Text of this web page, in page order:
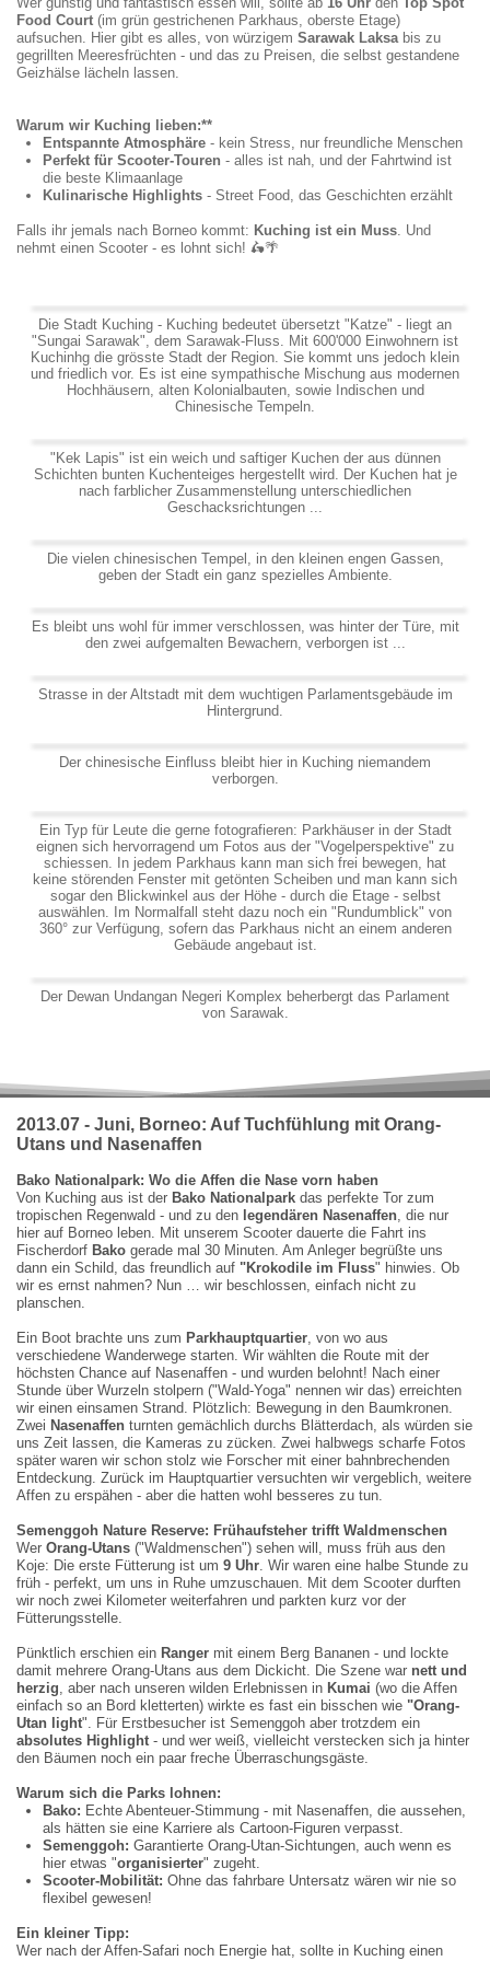
Food Court (im grün gestrichenen Parkhaus, oberste Etage)
aufsuchen. Hier gibt es alles, von würzigem Sarawak Laksabis zu
gegrillten Meeresfrüchten - und das zu Preisen, die selbst gestandene
Geizhälse lächeln lassen.
Warum wir Kuching lieben:**
Entspannte Atmosphäre - kein Stress, nur freundliche Menschen
Perfekt für Scooter-Touren - alles ist nah, und der Fahrtwind ist
die beste Klimaanlage
Kulinarische Highlights - Street Food, das Geschichten erzählt
Falls ihr jemals nach Borneo kommt: Kuching ist ein Muss. Und
nehmt einen Scooter - es lohnt sich! 🛵🌴
Die Stadt Kuching - Kuching bedeutet übersetzt "Katze" - liegt an
"Sungai Sarawak", dem Sarawak-Fluss. Mit 600'000 Einwohnern ist
Kuchinhg die grösste Stadt der Region. Sie kommt uns jedoch klein
und friedlich vor. Es ist eine sympathische Mischung aus modernen
Hochhäusern, alten Kolonialbauten, sowie Indischen und
Chinesische Tempeln.
"Kek Lapis" ist ein weich und saftiger Kuchen der aus dünnen
Schichten bunten Kuchenteiges hergestellt wird. Der Kuchen hat je
nach farblicher Zusammenstellung unterschiedlichen
Geschacksrichtungen ...
Die vielen chinesischen Tempel, in den kleinen engen Gassen,
geben der Stadt ein ganz spezielles Ambiente.
Es bleibt uns wohl für immer verschlossen, was hinter der Türe, mit
den zwei aufgemalten Bewachern, verborgen ist ...
Strasse in der Altstadt mit dem wuchtigen Parlamentsgebäude im
Hintergrund.
Der chinesische Einfluss bleibt hier in Kuching niemandem
verborgen.
Ein Typ für Leute die gerne fotografieren: Parkhäuser in der Stadt
eignen sich hervorragend um Fotos aus der "Vogelperspektive" zu
schiessen. In jedem Parkhaus kann man sich frei bewegen, hat
keine störenden Fenster mit getönten Scheiben und man kann sich
sogar den Blickwinkel aus der Höhe - durch die Etage - selbst
auswählen. Im Normalfall steht dazu noch ein "Rundumblick" von
360° zur Verfügung, sofern das Parkhaus nicht an einem anderen
Gebäude angebaut ist.
Der Dewan Undangan Negeri Komplex beherbergt das Parlament
von Sarawak.
2013.07 - Juni, Borneo: Auf Tuchfühlung mit Orang-
Utans und Nasenaffen
Bako Nationalpark: Wo die Affen die Nase vorn haben
Von Kuching aus ist der Bako Nationalpark das perfekte Tor zum
tropischen Regenwald - und zu den legendären Nasenaffen, die nur
hier auf Borneo leben. Mit unserem Scooter dauerte die Fahrt ins
Fischerdorf Bako gerade mal 30 Minuten. Am Anleger begrüßte uns
dann ein Schild, das freundlich auf "Krokodile im Fluss" hinwies. Ob
wir es ernst nahmen? Nun … wir beschlossen, einfach nicht zu
planschen.
Ein Boot brachte uns zum Parkhauptquartier, von wo aus
verschiedene Wanderwege starten. Wir wählten die Route mit der
höchsten Chance auf Nasenaffen - und wurden belohnt! Nach einer
Stunde über Wurzeln stolpern ("Wald-Yoga" nennen wir das) erreichten
wir einen einsamen Strand. Plötzlich: Bewegung in den Baumkronen.
Zwei Nasenaffen turnten gemächlich durchs Blätterdach, als würden sie
uns Zeit lassen, die Kameras zu zücken. Zwei halbwegs scharfe Fotos
später waren wir schon stolz wie Forscher mit einer bahnbrechenden
Entdeckung. Zurück im Hauptquartier versuchten wir vergeblich, weitere
Affen zu erspähen - aber die hatten wohl besseres zu tun.
Semenggoh Nature Reserve: Frühaufsteher trifft Waldmenschen
Wer Orang-Utans ("Waldmenschen") sehen will, muss früh aus den
Koje: Die erste Fütterung ist um 9 Uhr. Wir waren eine halbe Stunde zu
früh - perfekt, um uns in Ruhe umzuschauen. Mit dem Scooter durften
wir noch zwei Kilometer weiterfahren und parkten kurz vor der
Fütterungsstelle.
Pünktlich erschien ein Ranger mit einem Berg Bananen - und lockte
damit mehrere Orang-Utans aus dem Dickicht. Die Szene war nett und
herzig, aber nach unseren wilden Erlebnissen in Kumai (wo die Affen
einfach so an Bord kletterten) wirkte es fast ein bisschen wie "Orang-
Utan light". Für Erstbesucher ist Semenggoh aber trotzdem ein
absolutes Highlight - und wer weiß, vielleicht verstecken sich ja hinter
den Bäumen noch ein paar freche Überraschungsgäste.
Warum sich die Parks lohnen:
Bako: Echte Abenteuer-Stimmung - mit Nasenaffen, die aussehen,
als hätten sie eine Karriere als Cartoon-Figuren verpasst.
Semenggoh: Garantierte Orang-Utan-Sichtungen, auch wenn es
hier etwas "organisierter" zugeht.
Scooter-Mobilität: Ohne das fahrbare Untersatz wären wir nie so
flexibel gewesen!
Ein kleiner Tipp:
Wer nach der Affen-Safari noch Energie hat, sollte in Kuching einen
Schnappschuss
Romantische
Strände.
Sea